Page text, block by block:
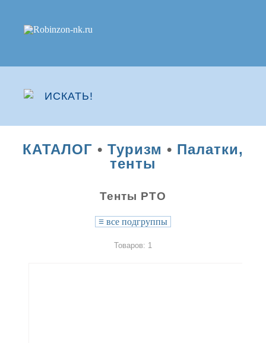
КАТАЛОГ • Туризм • Палатки,
тенты
Тенты РТО
≡ все подгруппы
Товаров: 1